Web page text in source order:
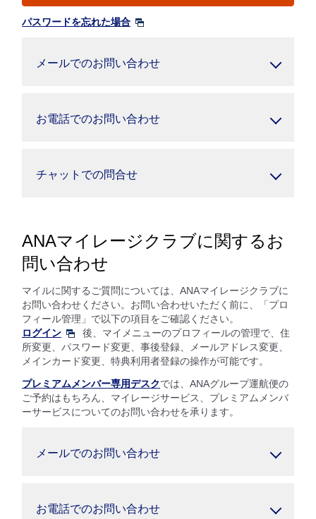
パスワードを忘れた場合
メールでのお問い合わせ
お電話でのお問い合わせ
チャットでの問合せ
ANAマイレージクラブに関するお
問い合わせ
マイルに関するご質問については、ANAマイレージクラブに
お問い合わせください。お問い合わせいただく前に、「プロ
フィール管理」で以下の項目をご確認ください。
ログイン
後、マイメニューのプロフィールの管理で、住
所変更、パスワード変更、事後登録、メールアドレス変更、
メインカード変更、特典利用者登録の操作が可能です。
プレミアムメンバー専用デスクでは、ANAグループ運航便の
ご予約はもちろん、マイレージサービス、プレミアムメンバ
ーサービスについてのお問い合わせを承ります。
メールでのお問い合わせ
お電話でのお問い合わせ